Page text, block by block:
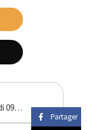
Evènement Sport Santé samedi 09 mars 2024 « TAMPON PAS A PAS : VAINQUONS L’ENDOMETRIOSE »
Partager